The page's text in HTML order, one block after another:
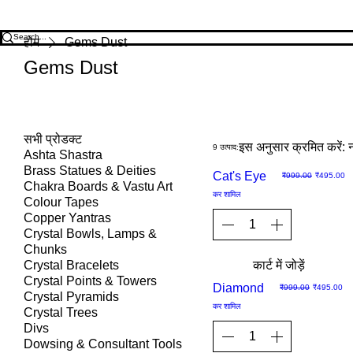
होम Gems Dust
Gems Dust
सभी प्रोडक्ट
Ashta Shastra
Brass Statues & Deities
Chakra Boards & Vastu Art
Colour Tapes
Copper Yantras
Crystal Bowls, Lamps &
Chunks
Crystal Bracelets
Crystal Points & Towers
Crystal Pyramids
Crystal Trees
Divs
Dowsing & Consultant Tools
9 उत्पाद:इस अनुसार क्रमित करें:
Sale
Cat's Eye नियमित मूल्य
₹999.00 बिक्री मूल्य
₹495.00
कर शामिल
कार्ट में जोड़ें
Sale
Diamond नियमित मूल्य
₹999.00 बिक्री मूल्य
₹495.00
कर शामिल